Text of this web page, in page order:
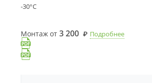
-30°С
Монтаж от 3 200 ₽ Подробнее